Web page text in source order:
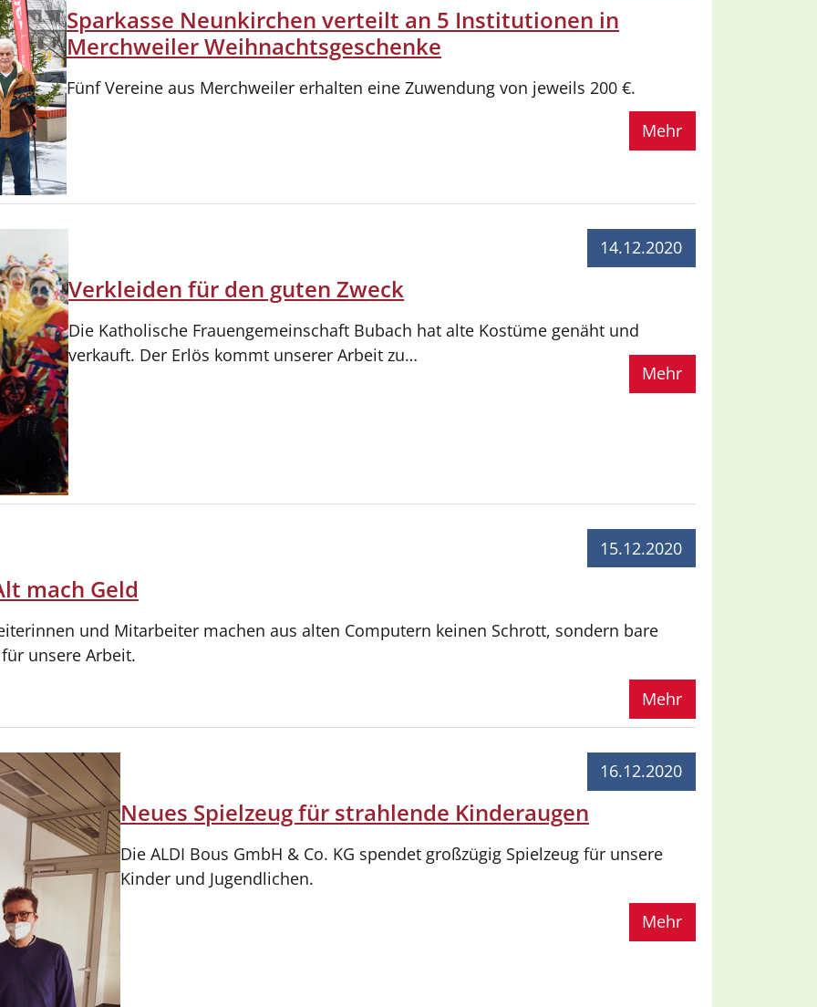
Sparkasse Neunkirchen verteilt an 5 Institutionen in
Merchweiler Weihnachtsgeschenke
Fünf Vereine aus Merchweiler erhalten eine Zuwendung von jeweils 200 €.
Mehr
14.12.2020
Verkleiden für den guten Zweck
Die Katholische Frauengemeinschaft Bubach hat alte Kostüme genäht und
verkauft. Der Erlös kommt unserer Arbeit zu…
Mehr
15.12.2020
mach Geld
und Mitarbeiter machen aus alten Computern keinen Schrott, sondern bare
unsere Arbeit.
Mehr
16.12.2020
Neues Spielzeug für strahlende Kinderaugen
Die ALDI Bous GmbH & Co. KG spendet großzügig Spielzeug für unsere
Kinder und Jugendlichen.
Mehr